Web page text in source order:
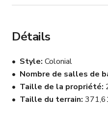
et français, de peintures à
petites réunions, baby
de jeune fille sont les
nécessaire. Notre toit-
les jardins avant et
installer tables et chaises
votre réunion à l'extérieur,
Détails
Style Colonial
Nombre de salles de
Taille de la propriété
Taille du terrain